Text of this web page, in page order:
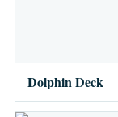
Dolphin Deck